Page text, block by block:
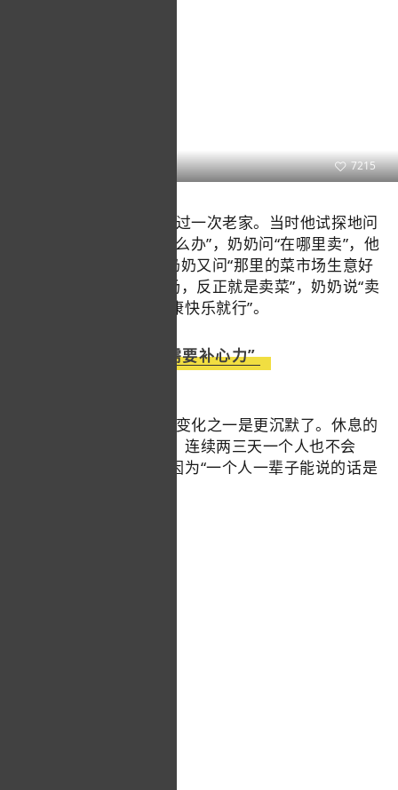
7215
在2022年转型前他也回过一次老家。当时他试探地问
奶奶“如果我去卖菜了怎么办”，奶奶问“在哪里卖”，他
回答说“在中关村卖”，奶奶又问“那里的菜市场生意好
不好”，他说“不是菜市场，反正就是卖菜”，奶奶说“卖
菜也没啥，只要自己健康快乐就行”。
“我需要补心力”
董宇辉说自己2023年的变化之一是更沉默了。休息的
时候在家喝茶发呆看书，连续两三天一个人也不会
见，一句话也不会说，因为“一个人一辈子能说的话是